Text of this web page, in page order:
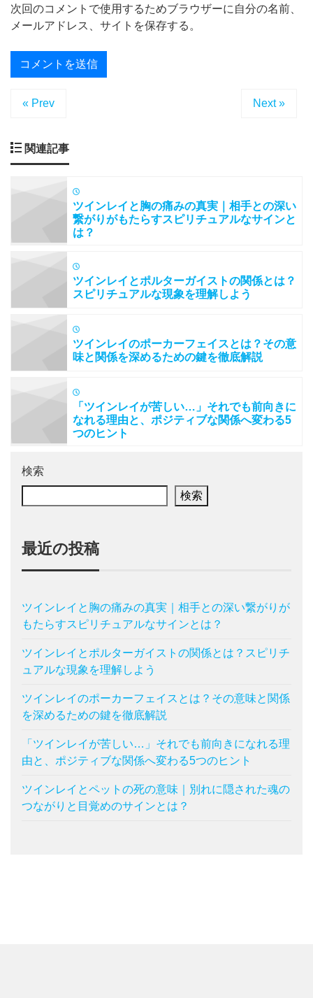
次回のコメントで使用するためブラウザーに自分の名前、
メールアドレス、サイトを保存する。
« Prev Next »
関連記事
ツインレイと胸の痛みの真実｜相手との深い
繋がりがもたらすスピリチュアルなサインと
は？
ツインレイとポルターガイストの関係とは？
スピリチュアルな現象を理解しよう
ツインレイのポーカーフェイスとは？その意
味と関係を深めるための鍵を徹底解説
「ツインレイが苦しい…」それでも前向きに
なれる理由と、ポジティブな関係へ変わる5
つのヒント
検索
検索
最近の投稿
ツインレイと胸の痛みの真実｜相手との深い繋がりが
もたらすスピリチュアルなサインとは？
ツインレイとポルターガイストの関係とは？スピリチ
ュアルな現象を理解しよう
ツインレイのポーカーフェイスとは？その意味と関係
を深めるための鍵を徹底解説
「ツインレイが苦しい…」それでも前向きになれる理
由と、ポジティブな関係へ変わる5つのヒント
ツインレイとペットの死の意味｜別れに隠された魂の
つながりと目覚めのサインとは？